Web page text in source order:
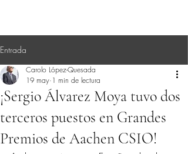
Entrada
¡Sergio Álvarez Moya tuvo dos
terceros puestos en Grandes
Premios de Aachen CSIO!
Carolo López-Quesada
19 may 1 min de lectura